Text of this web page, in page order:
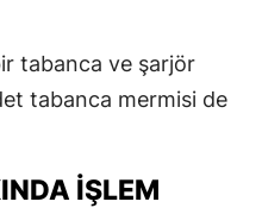
tabanca ve şarjör
tabanca mermisi de
İŞLEM